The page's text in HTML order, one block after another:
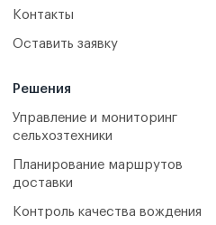
Контакты
Оставить заявку
Решения
Управление и мониторинг
сельхозтехники
Планирование маршрутов
доставки
Контроль качества вождения